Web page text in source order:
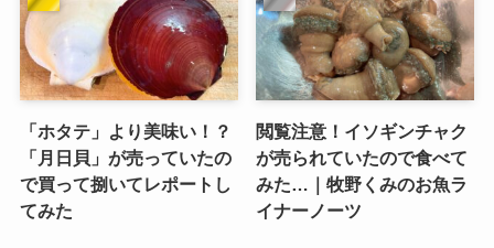
「ホタテ」より美味い！？
「月日貝」が売っていたの
で買って捌いてレポートし
てみた
閲覧注意！イソギンチャク
が売られていたので食べて
みた…｜牧野くみのお魚ラ
イナーノーツ